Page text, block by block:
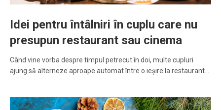
Idei pentru întâlniri în cuplu care nu
presupun restaurant sau cinema
Când vine vorba despre timpul petrecut în doi, multe cupluri
ajung să alterneze aproape automat între o ieșire la restaurant…